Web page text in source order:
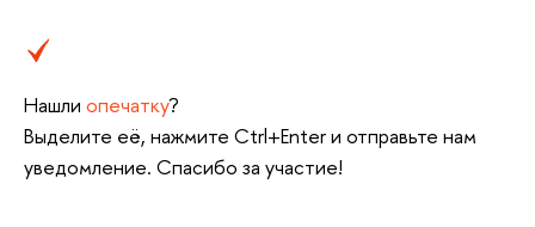
Нашли опечатку?
Выделите её, нажмите Ctrl+Enter и отправьте нам
уведомление. Спасибо за участие!